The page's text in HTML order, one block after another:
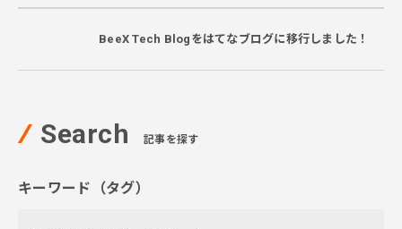
BeeX Tech Blogをはてなブログに移行しました！
Search 記事を探す
キーワード（タグ）